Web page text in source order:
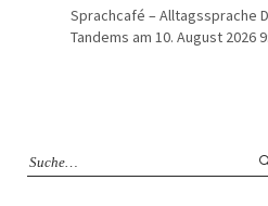
Sprachcafé – Alltagssprache
Tandems am 10. August 2026